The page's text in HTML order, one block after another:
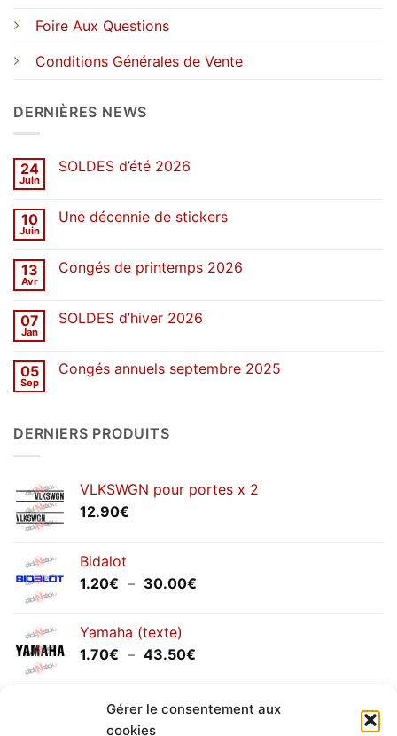
Gérer le consentement aux
cookies
Foire Aux Questions
Conditions Générales de Vente
DERNIÈRES NEWS
24
Juin
SOLDES d’été 2026
SOLDES
10
Juin
Une décennie de stickers
Une
13
Avr
Congés de printemps 2026
Congés
07
Jan
SOLDES d’hiver 2026
SOLDES
05
Sep
Congés annuels septembre 2025
annuels
DERNIERS PRODUITS
VLKSWGN pour portes x 2
12.90€
Bidalot
1.20€ – 30.00€
Yamaha (texte)
1.70€ – 43.50€
prix :
1.70€
Yamaha (logo circulaire)
2.00€ – 25.90